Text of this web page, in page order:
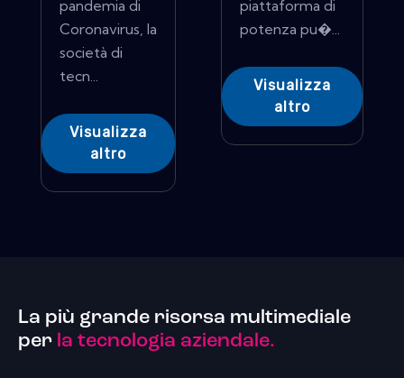
pandemia di
Coronavirus, la
società di
tecn...
Visualizza
altro
piattaforma di
potenza pu�...
Visualizza
altro
La più grande risorsa multimediale
per la tecnologia aziendale.